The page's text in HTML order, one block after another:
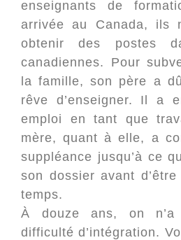
enseignants de
arrivée au Canada, ils
obtenir des postes
canadiennes. Pour
la famille, son père a
rêve d’enseigner. Il a
emploi en tant que
mère, quant à elle, a
suppléance jusqu’à ce
son dossier avant
temps.
À douze ans, on
difficulté d’intégration.